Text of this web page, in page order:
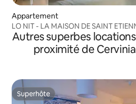
Appartement
LO NIT - LA MAISON DE SAINT
Autres superbes
proximité de
Superhôte
Superhôte